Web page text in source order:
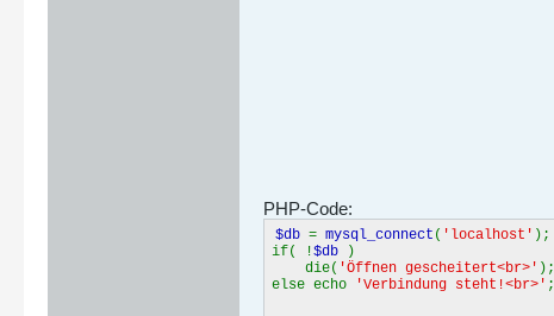
PHP-Code:
$db = mysql_connect ( 'localhost' );
if( !$db
)
die( 'Öffnen gescheitert<br>' );
else echo
'Verbindung steht!<br>' ;